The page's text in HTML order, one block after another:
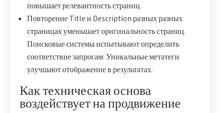
повышает релевантность страниц.
Повторение Title и Description разных разных
страницах уменьшает оригинальность страниц.
Поисковые системы испытывают определить
соответствие запросам. Уникальные метатеги
улучшают отображение в результатах.
Как техническая основа
воздействует на продвижение